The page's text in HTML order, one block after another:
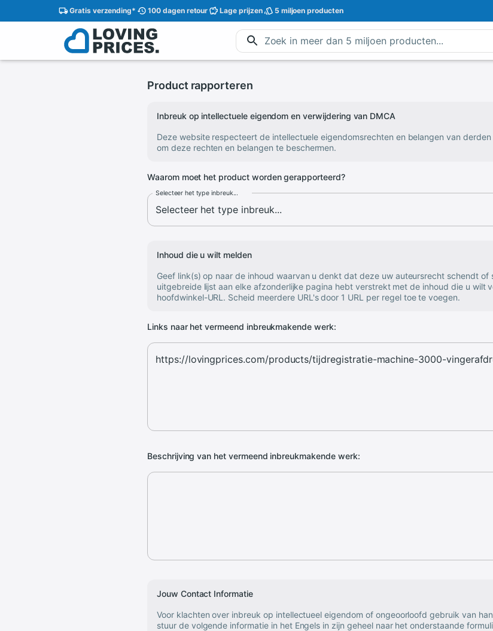
Gratisverzending* 100 dagenretour Lage prijzen 5 miljoen producten
Product rapporteren
Inbreuk op intellectuele eigendom en verwijdering van DMCA
Deze website respecteert de intellectuele eigendomsrechten en belangen van
om deze rechten en belangen te beschermen.
Waarom moet het product worden gerapporteerd?
Selecteer het type inbreuk...
Inhoud die u wilt melden
Geef link(s) op naar de inhoud waarvan u denkt dat deze uw auteursrecht schendt
uitgebreide lijst aan elke afzonderlijke pagina hebt verstrekt met de inhoud die u wilt
hoofdwinkel-URL. Scheid meerdere URL's door 1 URL per regel toe te voegen.
Links naar het vermeend inbreukmakende werk:
Beschrijving van het vermeend inbreukmakende werk:
Jouw Contact Informatie
Voor klachten over inbreuk op intellectueel eigendom of ongeoorloofd gebruik van
stuur de volgende informatie in het Engels in zijn geheel naar het onderstaande